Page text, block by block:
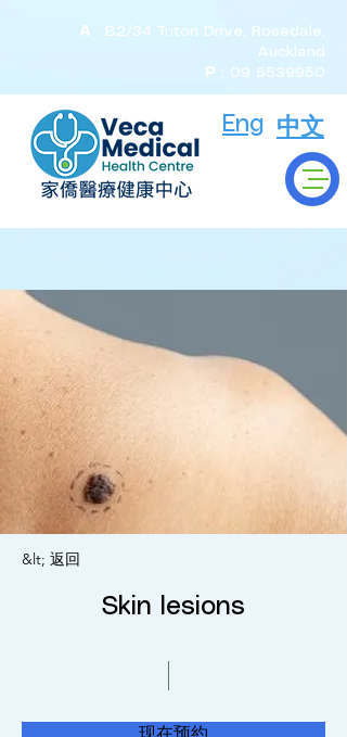
Eng 中文
A : B2/34 Triton Drive, Rosedale,
Auckland
P : 09 5539950
&lt; 返回
Skin lesions